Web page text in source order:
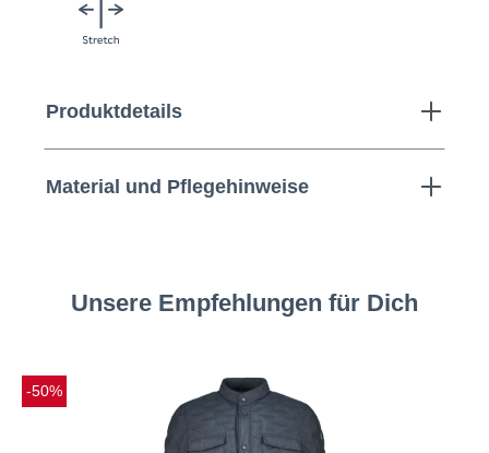
Produktdetails
Material und Pflegehinweise
Unsere Empfehlungen für Dich
-50%